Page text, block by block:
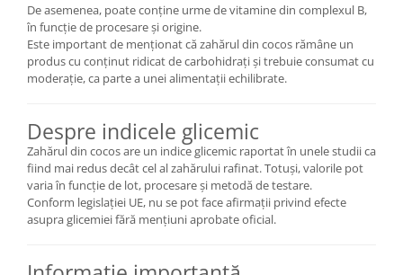
De asemenea, poate conține urme de vitamine din complexul B,
în funcție de procesare și origine.
Este important de menționat că zahărul din cocos rămâne un
produs cu conținut ridicat de carbohidrați și trebuie consumat cu
moderație, ca parte a unei alimentații echilibrate.
Despre indicele glicemic
Zahărul din cocos are un indice glicemic raportat în unele studii ca
fiind mai redus decât cel al zahărului rafinat. Totuși, valorile pot
varia în funcție de lot, procesare și metodă de testare.
Conform legislației UE, nu se pot face afirmații privind efecte
asupra glicemiei fără mențiuni aprobate oficial.